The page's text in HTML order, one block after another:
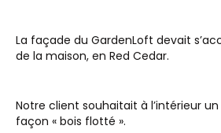
La façade du GardenLoft devait
de la maison, en Red Cedar.
Notre client souhaitait à l’intérieur
façon « bois flotté ».